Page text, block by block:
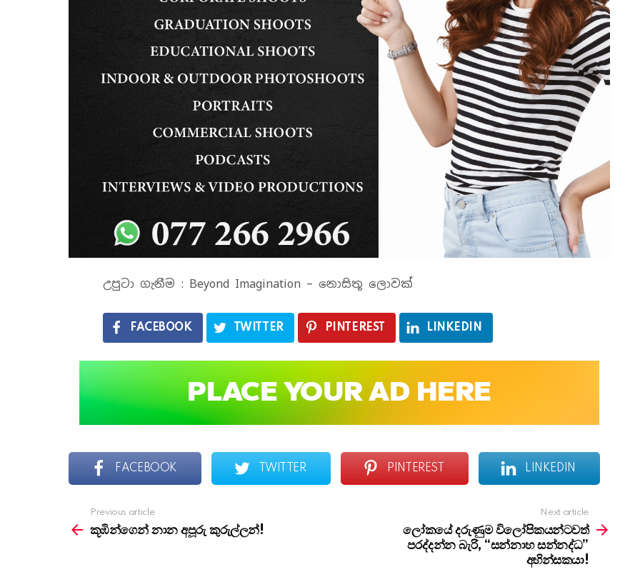
උපුටා ගැනීම : Beyond Imagination – නොසිතූ ලොවක්
FACEBOOK TWITTER PINTEREST LINKEDIN
FACEBOOK TWITTER PINTEREST LINKEDIN
more
Previous article
කූඹින්ගෙන් නාන අපූරු කුරුල්ලන්!
Next article
ලෝකයේ දරුණුම විලෝපිකයන්ටවත්
පරද්දන්න බැරි, “සන්නාහ සන්නද්ධ”
අහින්සකයා!